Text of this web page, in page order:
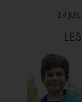
14